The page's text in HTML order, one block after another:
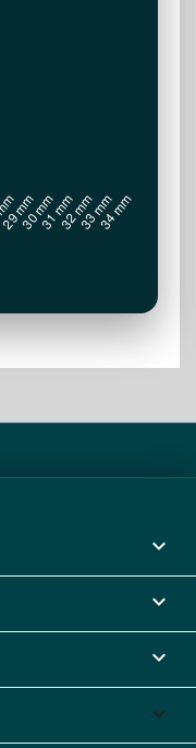



keyboard_arrow_down